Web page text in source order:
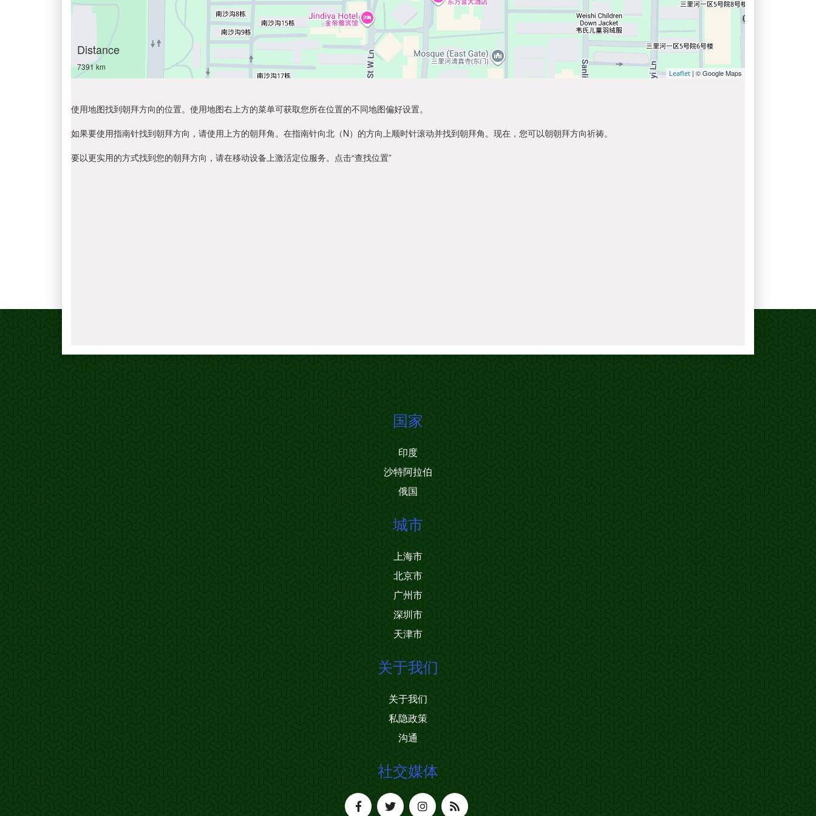
Distance
7391 km
Leaflet | © Google Maps
使用地图找到朝拜方向的位置。使用地图右上方的菜单可获取您所在位置的不同地图偏好设置。
如果要使用指南针找到朝拜方向，请使用上方的朝拜角。在指南针向北（N）的方向上顺时针滚动并找到朝拜角。现在，您可以朝朝拜方向祈祷。
要以更实用的方式找到您的朝拜方向，请在移动设备上激活定位服务。点击“查找位置”
国家
印度
沙特阿拉伯
俄国
城市
上海市
北京市
广州市
深圳市
天津市
关于我们
关于我们
私隐政策
沟通
社交媒体